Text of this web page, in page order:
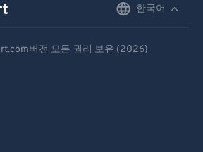
한국어
버전 모든 권리 보유 (2026)